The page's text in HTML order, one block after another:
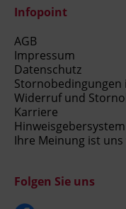
Infopoint
AGB
Impressum
Datenschutz
Stornobedingungen
Widerruf und
Karriere
Hinweisgebersystem
Ihre Meinung ist uns
Folgen Sie uns